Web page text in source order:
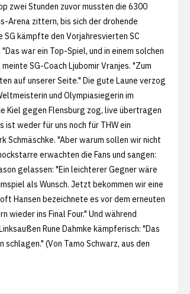
zwei Stunden zuvor mussten die 6300
Arena zittern, bis sich der drohende
kämpfte den Vorjahresvierten SC
war ein Top-Spiel, und in einem solchen
SG-Coach Ljubomir Vranjes. "Zum
auf unserer Seite." Die gute Laune verzog
und Olympiasiegerin im
Kiel gegen Flensburg zog, live übertragen
ist weder für uns noch für THW ein
Schmäschke. "Aber warum sollen wir nicht
erwachten die Fans und sangen:
gelassen: "Ein leichterer Gegner wäre
als Wunsch. Jetzt bekommen wir eine
Hansen bezeichnete es vor dem erneuten
wieder ins Final Four." Und während
Rune Dahmke kämpferisch: "Das
(Von Tamo Schwarz, aus den